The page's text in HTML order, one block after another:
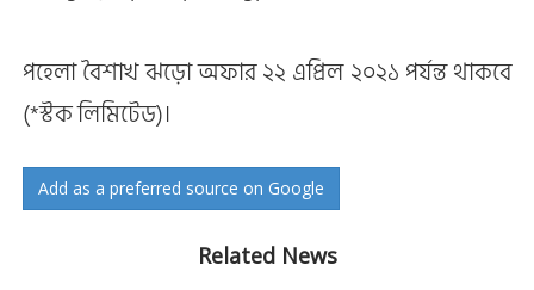
পহেলা বৈশাখ ঝড়ো অফার ২২ এপ্রিল ২০২১ পর্যন্ত থাকবে
(*স্টক লিমিটেড)।
Add as a preferred source on Google
Related News